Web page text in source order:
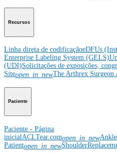
Recursos
Linha direta de codificaçãoeDFUs
Enterprise Labeling System (GELS)
(UDI)Solicitações de exposições,
Siteopen_in_newThe Arthrex Surgeon
Paciente
Paciente - Página
inicialACLTear.comopen_in_new
Patientopen_in_new